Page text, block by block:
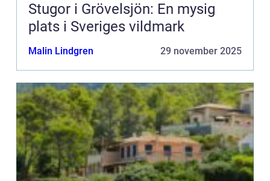
Stugor i Grövelsjön: En mysig
plats i Sveriges vildmark
Malin Lindgren 29 november 2025